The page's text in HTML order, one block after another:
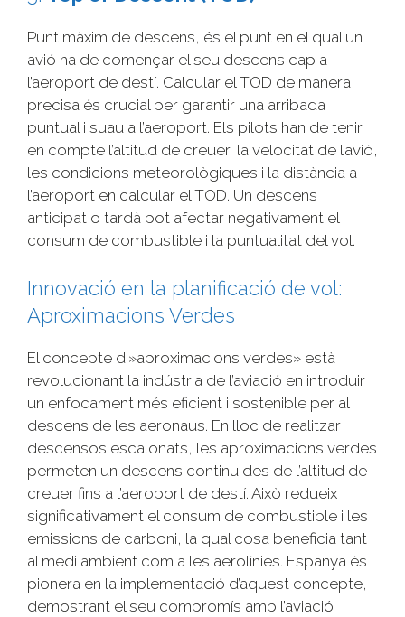
Punt màxim de descens, és el punt en el qual un
avió ha de començar el seu descens cap a
l’aeroport de destí. Calcular el TOD de manera
precisa és crucial per garantir una arribada
puntual i suau a l’aeroport. Els pilots han de tenir
en compte l’altitud de creuer, la velocitat de l’avió,
les condicions meteorològiques i la distància a
l’aeroport en calcular el TOD. Un descens
anticipat o tardà pot afectar negativament el
consum de combustible i la puntualitat del vol.
Innovació en la planificació de vol:
Aproximacions Verdes
El concepte d'»aproximacions verdes» està
revolucionant la indústria de l’aviació en introduir
un enfocament més eficient i sostenible per al
descens de les aeronaus. En lloc de realitzar
descensos escalonats, les aproximacions verdes
permeten un descens continu des de l’altitud de
creuer fins a l’aeroport de destí. Això redueix
significativament el consum de combustible i les
emissions de carboni, la qual cosa beneficia tant
al medi ambient com a les aerolínies. Espanya és
pionera en la implementació d’aquest concepte,
demostrant el seu compromís amb l’aviació